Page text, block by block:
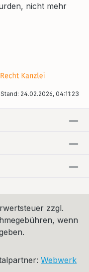
nicht mehr
Stand: 24.02.2026, 04:11:23
zzgl.
wenn
Webwerk